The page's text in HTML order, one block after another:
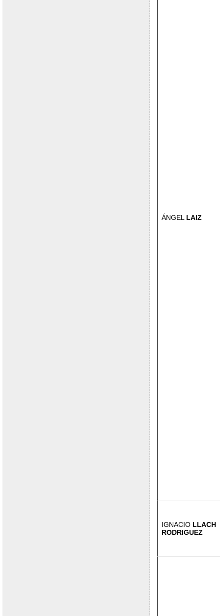
ÁNGEL LAIZ
IGNACIO LLACH
RODRIGUEZ